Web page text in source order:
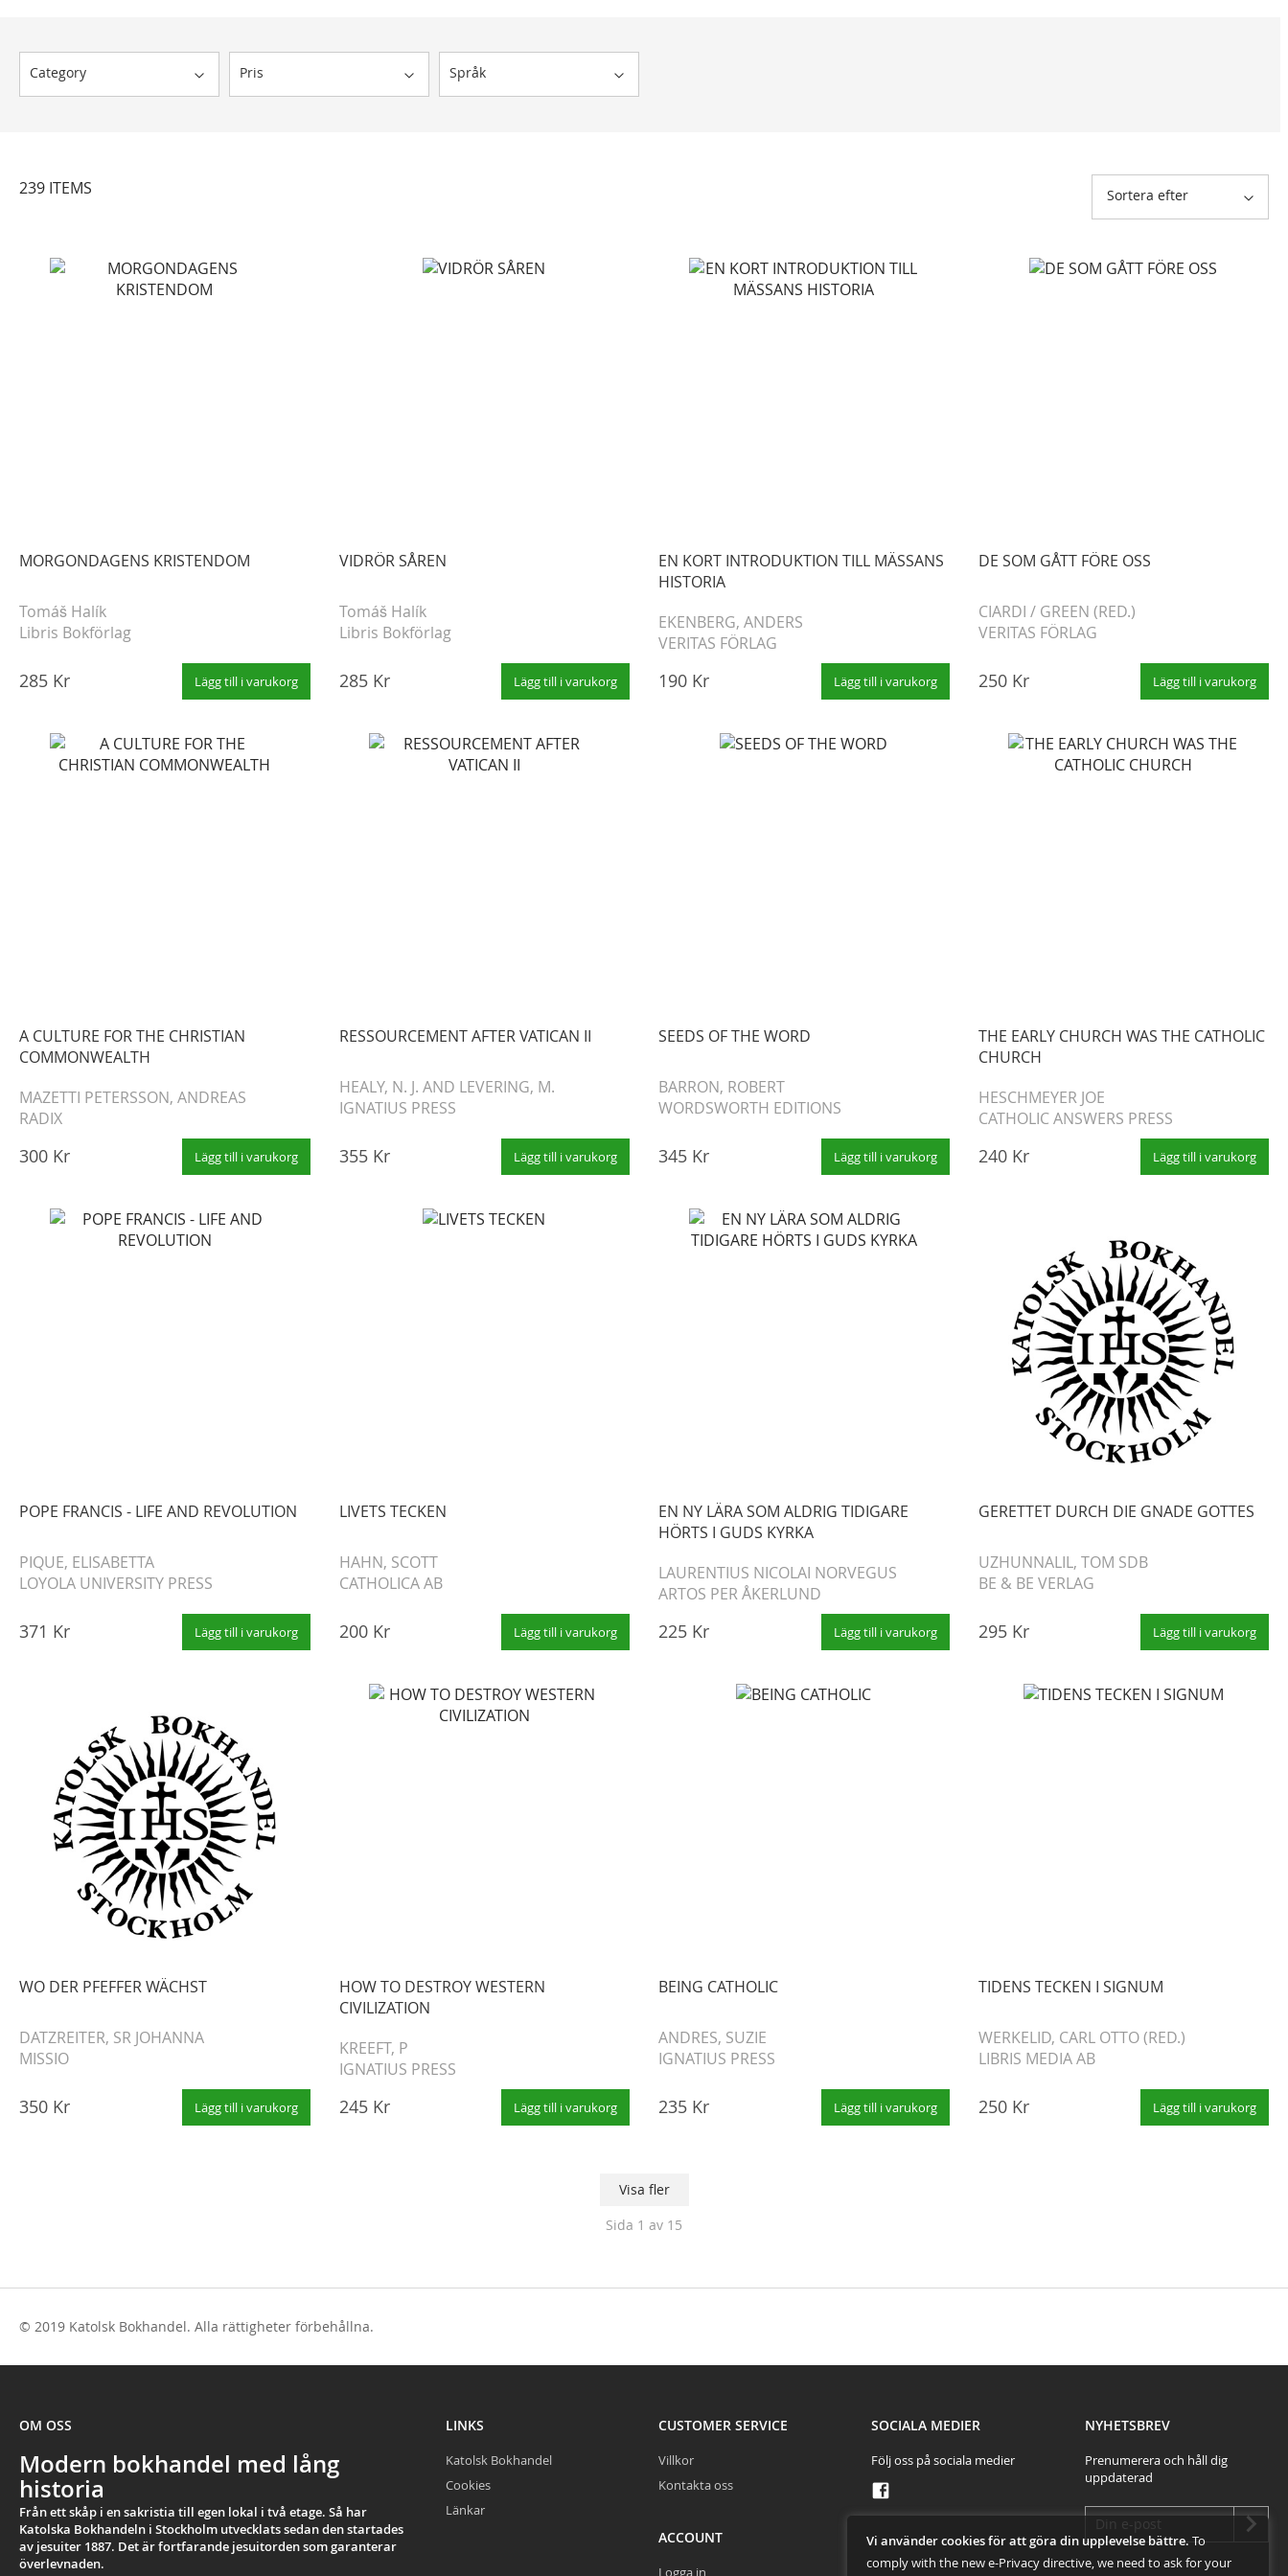
Vi använder cookies för att göra din upplevelse bättre. To
comply with the new e-Privacy directive, we need to ask for your
Category Pris Språk
239 ITEMS Sortera efter
MORGONDAGENS KRISTENDOM
Tomáš Halík
Libris Bokförlag
285 Kr Lägg till i varukorg
VIDRÖR SÅREN
Tomáš Halík
Libris Bokförlag
285 Kr Lägg till i varukorg
EN KORT INTRODUKTION TILL MÄSSANS
HISTORIA
EKENBERG, ANDERS
VERITAS FÖRLAG
190 Kr Lägg till i varukorg
DE SOM GÅTT FÖRE OSS
CIARDI / GREEN (RED.)
VERITAS FÖRLAG
250 Kr Lägg till i varukorg
A CULTURE FOR THE CHRISTIAN
COMMONWEALTH
MAZETTI PETERSSON, ANDREAS
RADIX
300 Kr Lägg till i varukorg
RESSOURCEMENT AFTER VATICAN II
HEALY, N. J. AND LEVERING, M.
IGNATIUS PRESS
355 Kr Lägg till i varukorg
SEEDS OF THE WORD
BARRON, ROBERT
WORDSWORTH EDITIONS
345 Kr Lägg till i varukorg
THE EARLY CHURCH WAS THE CATHOLIC
CHURCH
HESCHMEYER JOE
CATHOLIC ANSWERS PRESS
240 Kr Lägg till i varukorg
POPE FRANCIS - LIFE AND REVOLUTION
PIQUE, ELISABETTA
LOYOLA UNIVERSITY PRESS
371 Kr Lägg till i varukorg
LIVETS TECKEN
HAHN, SCOTT
CATHOLICA AB
200 Kr Lägg till i varukorg
EN NY LÄRA SOM ALDRIG TIDIGARE
HÖRTS I GUDS KYRKA
LAURENTIUS NICOLAI NORVEGUS
ARTOS PER ÅKERLUND
225 Kr Lägg till i varukorg
GERETTET DURCH DIE GNADE GOTTES
UZHUNNALIL, TOM SDB
BE & BE VERLAG
295 Kr Lägg till i varukorg
WO DER PFEFFER WÄCHST
DATZREITER, SR JOHANNA
MISSIO
350 Kr Lägg till i varukorg
HOW TO DESTROY WESTERN
CIVILIZATION
KREEFT, P
IGNATIUS PRESS
245 Kr Lägg till i varukorg
BEING CATHOLIC
ANDRES, SUZIE
IGNATIUS PRESS
235 Kr Lägg till i varukorg
TIDENS TECKEN I SIGNUM
WERKELID, CARL OTTO (RED.)
LIBRIS MEDIA AB
250 Kr Lägg till i varukorg
Visa fler
Sida 1 av 15
© 2019 Katolsk Bokhandel. Alla rättigheter förbehållna.
OM OSS
Modern bokhandel med lång
historia
Från ett skåp i en sakristia till egen lokal i två etage. Så har
Katolska Bokhandeln i Stockholm utvecklats sedan den startades
av jesuiter 1887. Det är fortfarande jesuitorden som garanterar
överlevnaden.
LINKS
Katolsk Bokhandel
Cookies
Länkar
CUSTOMER SERVICE
Villkor
Kontakta oss
ACCOUNT
Logga in
SOCIALA MEDIER
Följ oss på sociala medier
NYHETSBREV
Prenumerera och håll dig
uppdaterad